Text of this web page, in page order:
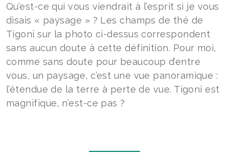
Qu’est-ce qui vous viendrait à l’esprit si je vous
disais « paysage » ? Les champs de thé de
Tigoni sur la photo ci-dessus correspondent
sans aucun doute à cette définition. Pour moi,
comme sans doute pour beaucoup d’entre
vous, un paysage, c’est une vue panoramique :
l’étendue de la terre à perte de vue. Tigoni est
magnifique, n’est-ce pas ?